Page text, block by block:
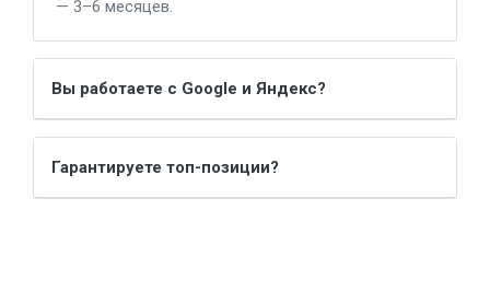
— 3–6 месяцев.
Вы работаете с Google и Яндекс?
Гарантируете топ-позиции?